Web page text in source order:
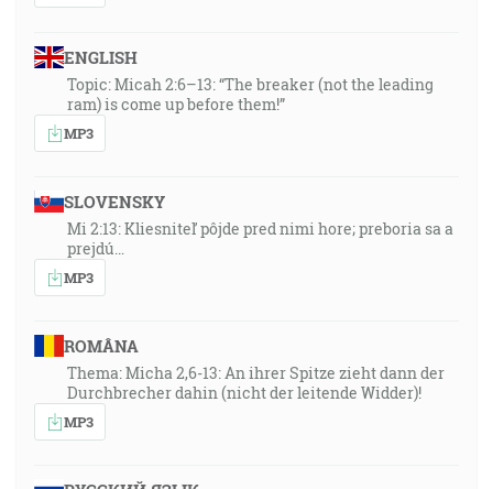
ENGLISH
Topic: Micah 2:6–13: “The breaker (not the leading
ram) is come up before them!”
MP3
SLOVENSKY
Mi 2:13: Kliesniteľ pôjde pred nimi hore; preboria sa a
prejdú…
MP3
ROMÂNA
Thema: Micha 2,6-13: An ihrer Spitze zieht dann der
Durchbrecher dahin (nicht der leitende Widder)!
MP3